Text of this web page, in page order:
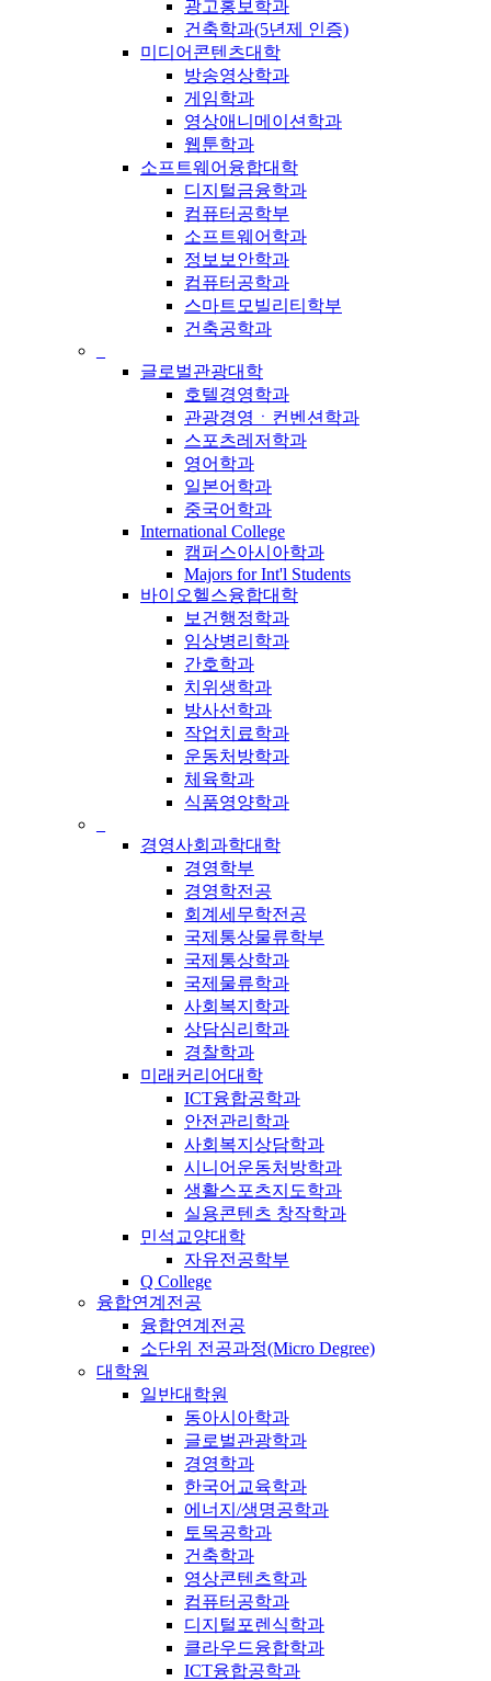
광고홍보학과
건축학과(5년제 인증)
미디어콘텐츠대학
방송영상학과
게임학과
영상애니메이션학과
웹툰학과
소프트웨어융합대학
디지털금융학과
컴퓨터공학부
소프트웨어학과
정보보안학과
컴퓨터공학과
스마트모빌리티학부
건축공학과
글로벌관광대학
호텔경영학과
관광경영ㆍ컨벤션학과
스포츠레저학과
영어학과
일본어학과
중국어학과
International College
캠퍼스아시아학과
Majors for Int'l Students
바이오헬스융합대학
보건행정학과
임상병리학과
간호학과
치위생학과
방사선학과
작업치료학과
운동처방학과
체육학과
식품영양학과
경영사회과학대학
경영학부
경영학전공
회계세무학전공
국제통상물류학부
국제통상학과
국제물류학과
사회복지학과
상담심리학과
경찰학과
미래커리어대학
ICT융합공학과
안전관리학과
사회복지상담학과
시니어운동처방학과
생활스포츠지도학과
실용콘텐츠 창작학과
민석교양대학
자유전공학부
Q College
융합연계전공
융합연계전공
소단위 전공과정(Micro Degree)
대학원
일반대학원
동아시아학과
글로벌관광학과
경영학과
한국어교육학과
에너지/생명공학과
토목공학과
건축학과
영상콘텐츠학과
컴퓨터공학과
디지털포렌식학과
클라우드융합학과
ICT융합공학과